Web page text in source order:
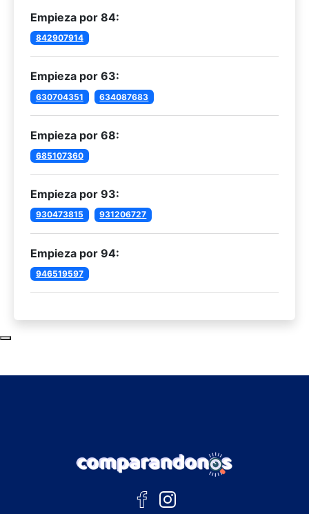
Empieza por 84:
842907914
Empieza por 63:
630704351 634087683
Empieza por 68:
685107360
Empieza por 93:
930473815 931206727
Empieza por 94:
946519597